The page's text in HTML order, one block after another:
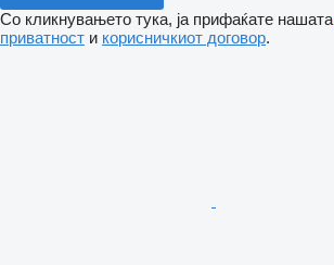
Со кликнувањето тука, ја прифаќате нашата
приватност и корисничкиот договор.